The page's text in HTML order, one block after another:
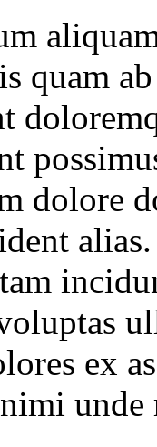
quam
dolore
ex
unde